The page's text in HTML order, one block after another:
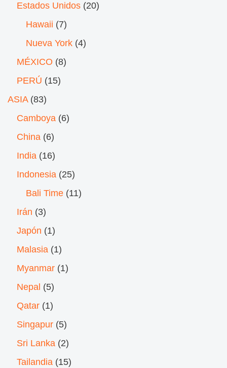
Estados Unidos (20)
Hawaii (7)
Nueva York (4)
MÉXICO (8)
PERÚ (15)
ASIA(83)
Camboya (6)
China (6)
India (16)
Indonesia (25)
Bali Time (11)
Irán (3)
Japón (1)
Malasia (1)
Myanmar (1)
Nepal (5)
Qatar (1)
Singapur (5)
Sri Lanka (2)
Tailandia (15)